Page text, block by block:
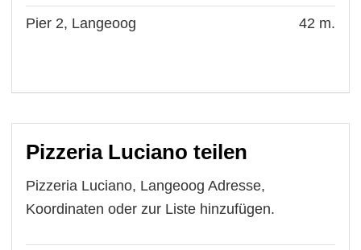
Pier 2, Langeoog 42 m.
Pizzeria Luciano teilen
Pizzeria Luciano, Langeoog Adresse,
Koordinaten oder zur Liste hinzufügen.